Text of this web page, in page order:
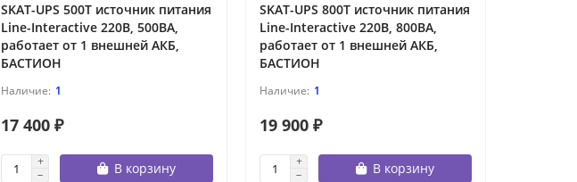
SKAT-UPS 500T источник питания
Line-Interactive 220В, 500ВА,
работает от 1 внешней АКБ,
БАСТИОН
1
17 400 ₽
В корзину
SKAT-UPS 800T источник питания
Line-Interactive 220В, 800ВА,
работает от 1 внешней АКБ,
БАСТИОН
1
19 900 ₽
В корзину